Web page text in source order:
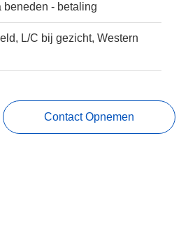
beneden - betaling
L/C bij gezicht, Western
Contact Opnemen